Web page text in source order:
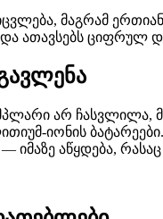
მაგრამ
ათავსებს ციფრულ
არ ჩასვლილა,
იონის ბატარეები.
იმაზე აწყდება,